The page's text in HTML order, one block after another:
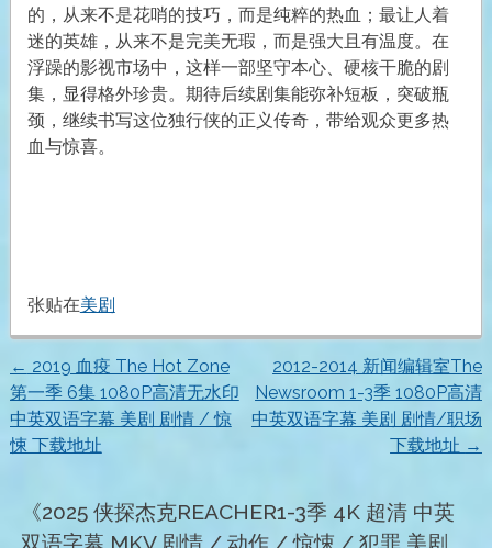
的，从来不是花哨的技巧，而是纯粹的热血；最让人着
迷的英雄，从来不是完美无瑕，而是强大且有温度。在
浮躁的影视市场中，这样一部坚守本心、硬核干脆的剧
集，显得格外珍贵。期待后续剧集能弥补短板，突破瓶
颈，继续书写这位独行侠的正义传奇，带给观众更多热
血与惊喜。
张贴在美剧
文
章
航
← 2019 血疫 The Hot Zone
第一季 6集 1080P高清无水印
中英双语字幕 美剧 剧情 / 惊
悚 下载地址
2012-2014 新闻编辑室The
Newsroom 1-3季 1080P高清
中英双语字幕 美剧 剧情/职场
下载地址 →
《2025 侠探杰克REACHER1-3季 4K 超清 中英
双语字幕 MKV 剧情 / 动作 / 惊悚 / 犯罪 美剧